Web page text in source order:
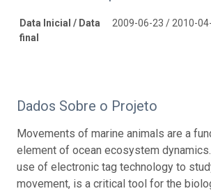
Data Inicial / Data
final
2009-06-23 / 2010-
Dados Sobre o Projeto
Movements of marine animals are a
element of ocean ecosystem
use of electronic tag technology to
movement, is a critical tool for the